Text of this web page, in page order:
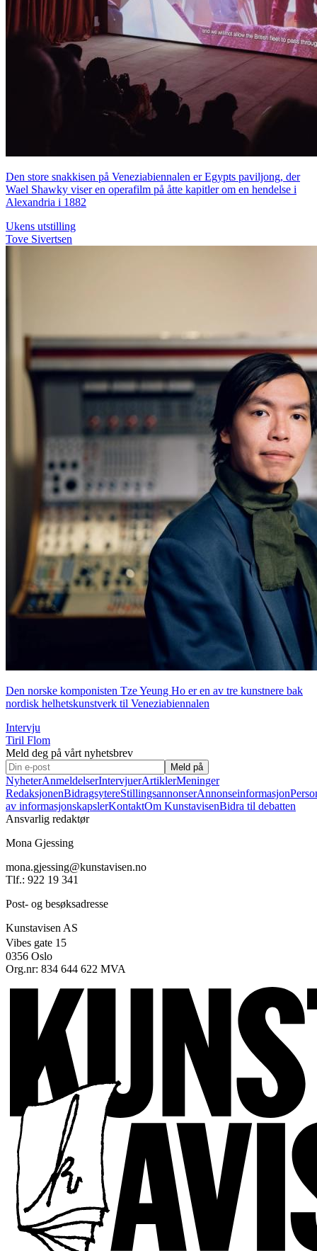
Den store snakkisen på Veneziabiennalen er Egypts paviljong, der
Wael Shawky viser en operafilm på åtte kapitler om en hendelse i
Alexandria i 1882
Ukens utstilling
Tove Sivertsen
Den norske komponisten Tze Yeung Ho er en av tre kunstnere bak
nordisk helhetskunstverk til Veneziabiennalen
Intervju
Tiril Flom
Meld deg på vårt nyhetsbrev
Meld på
NyheterAnmeldelserIntervjuerArtiklerMeninger
RedaksjonenBidragsytereStillingsannonserAnnonseinformasjon
av informasjonskapslerKontaktOm KunstavisenBidra til debatten
Ansvarlig redaktør
Mona Gjessing
mona.gjessing@kunstavisen.no
Tlf.: 922 19 341
Post- og besøksadresse
Kunstavisen AS
Vibes gate 15
0356 Oslo
Org.nr: 834 644 622 MVA